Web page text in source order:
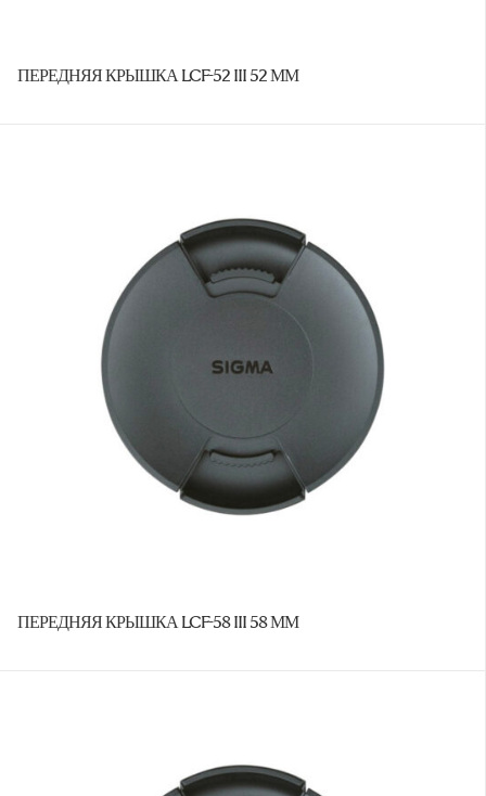
ПЕРЕДНЯЯ КРЫШКА LCF-52 III 52 ММ
ПЕРЕДНЯЯ КРЫШКА LCF-58 III 58 ММ